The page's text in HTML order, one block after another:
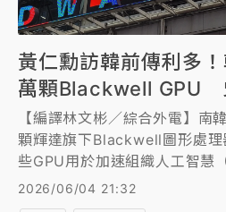
黃仁勳訪韓前傳利多
萬顆Blackwell GPU
【編譯林文彬／綜合外電】南
顆輝達旗下Blackwell圖形處理
些GPU用於加速組織人工智慧
2026/06/04 21:32